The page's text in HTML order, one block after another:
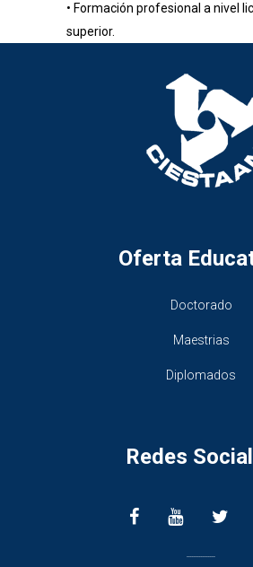
• Formación profesional a nivel
superior.
Oferta
Doctorado
Maestrias
Diplomados
Redes